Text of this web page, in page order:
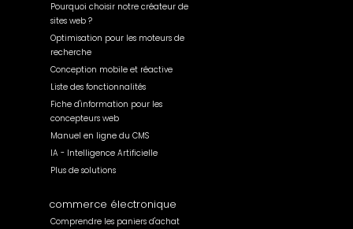
Pourquoi choisir notre créateur de
sites web ?
Optimisation pour les moteurs de
recherche
Conception mobile et réactive
Liste des fonctionnalités
Fiche d'information pour les
concepteurs web
Manuel en ligne du CMS
IA - Intelligence Artificielle
Plus de solutions
commerce électronique
Comprendre les paniers d'achat